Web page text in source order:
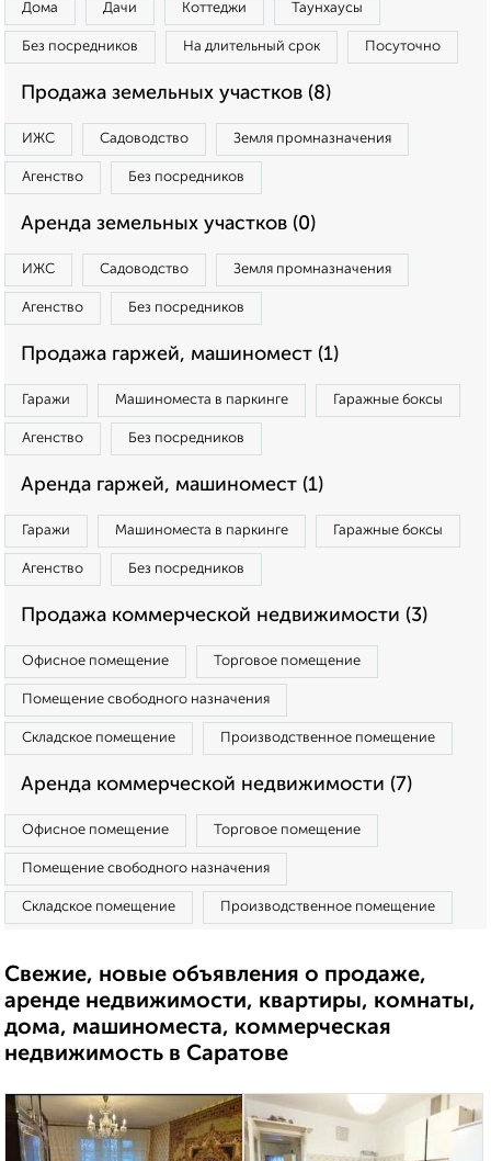
Дома Дачи Коттеджи Таунхаусы
Без посредников На длительный срок Посуточно
Продажа земельных участков (8)
ИЖС Садоводство Земля промназначения
Агенство Без посредников
Аренда земельных участков (0)
ИЖС Садоводство Земля промназначения
Агенство Без посредников
Продажа гаржей, машиномест (1)
Гаражи Машиноместа в паркинге Гаражные боксы
Агенство Без посредников
Аренда гаржей, машиномест (1)
Гаражи Машиноместа в паркинге Гаражные боксы
Агенство Без посредников
Продажа коммерческой недвижимости (3)
Офисное помещение Торговое помещение
Помещение свободного назначения
Складское помещение Производственное помещение
Аренда коммерческой недвижимости (7)
Офисное помещение Торговое помещение
Помещение свободного назначения
Складское помещение Производственное помещение
Свежие, новые объявления о продаже,
аренде недвижимости, квартиры, комнаты,
дома, машиноместа, коммерческая
недвижимость в Саратове